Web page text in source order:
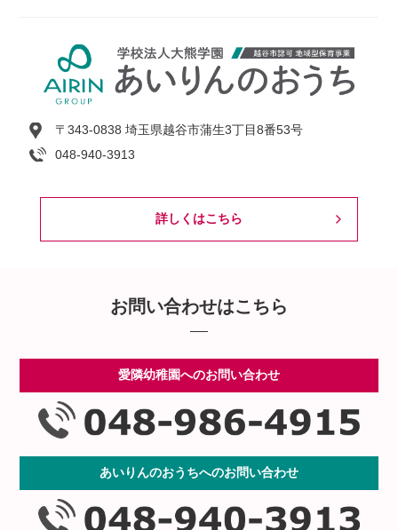
〒343-0838 埼玉県越谷市蒲生3丁目8番53号
048-940-3913
詳しくはこちら
お問い合わせはこちら
愛隣幼稚園へのお問い合わせ
あいりんのおうちへのお問い合わせ